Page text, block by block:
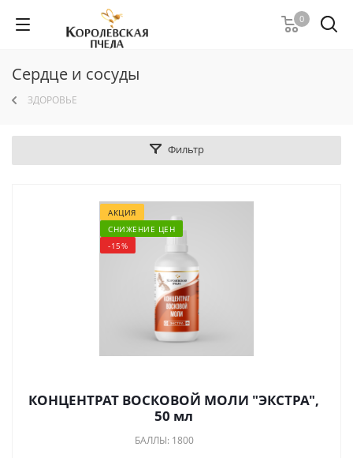
0
Сердце и сосуды
ЗДОРОВЬЕ
Фильтр
АКЦИЯ
СНИЖЕНИЕ ЦЕН
-15%
КОНЦЕНТРАТ ВОСКОВОЙ МОЛИ "ЭКСТРА",
50 мл
БАЛЛЫ: 1800